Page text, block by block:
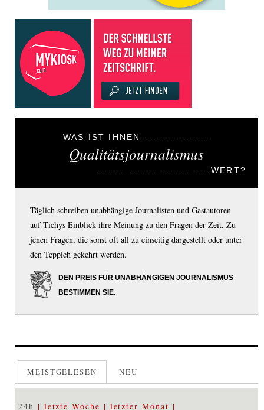
WAS IST IHNEN
Qualitätsjournalismus
WERT?
Täglich schreiben unabhängige Journalisten und Gastautoren
auf Tichys Einblick ihre Meinung zu den Fragen der Zeit. Zu
jenen Fragen, die sonst oft all zu einseitig dargestellt oder unter
den Teppich gekehrt werden.
DEN PREIS FÜR UNABHÄNGIGEN JOURNALISMUS
BESTIMMEN SIE.
MEISTGELESEN NEU
24h letzte Woche letzter Monat